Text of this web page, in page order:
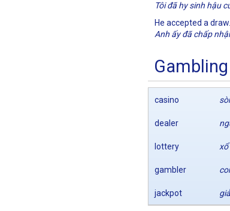
Tôi đã hy sinh hậu
He accepted a draw.
Anh ấy đã chấp
Gambling
casino
dealer
lottery xổ
gambler
jackpot